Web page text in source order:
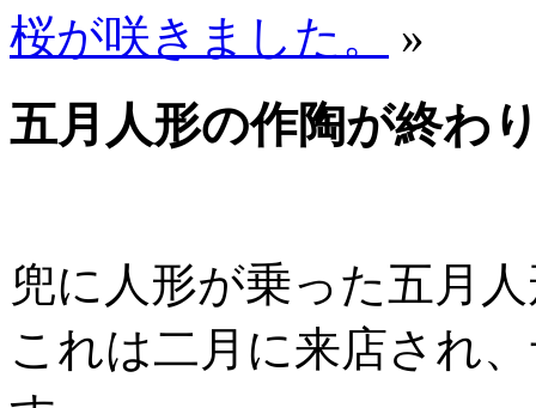
桜が咲きました。
»
五月人形の作陶が終わ
兜に人形が乗った五月
これは二月に来店され